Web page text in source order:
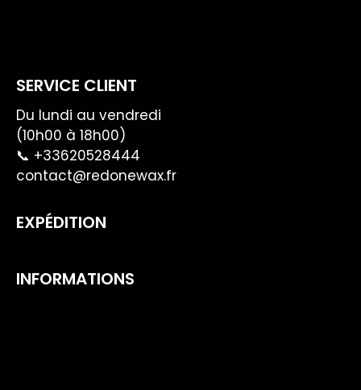
SERVICE CLIENT
Du lundi au vendredi
(10h00 à 18h00)
📞 +33620528444
contact@redonewax.fr
EXPÉDITION
INFORMATIONS